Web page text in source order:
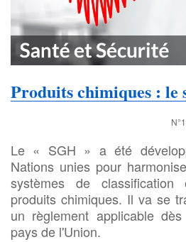
Produits chimiques : le
Le « SGH » a été
Nations unies pour
systèmes de
produits chimiques. Il va se
un règlement applicable
pays de l'Union.